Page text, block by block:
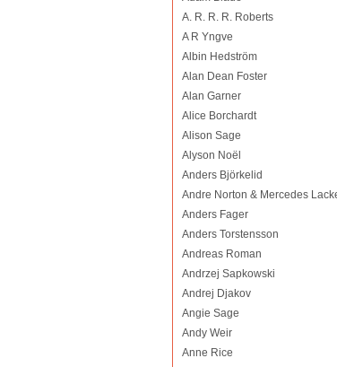
A. R. R. R. Roberts
A R Yngve
Albin Hedström
Alan Dean Foster
Alan Garner
Alice Borchardt
Alison Sage
Alyson Noël
Anders Björkelid
Andre Norton & Mercedes
Anders Fager
Anders Torstensson
Andreas Roman
Andrzej Sapkowski
Andrej Djakov
Angie Sage
Andy Weir
Anne Rice